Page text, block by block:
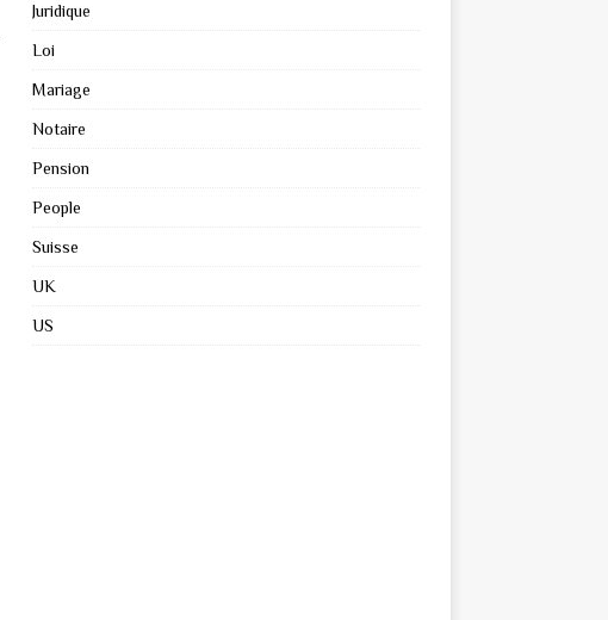
Juridique
Loi
Mariage
Notaire
Pension
People
Suisse
UK
US